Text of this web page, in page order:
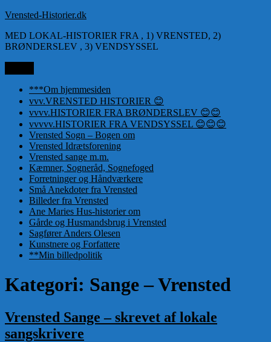
Videre
indhold
Vrensted-Historier.dk
MED LOKAL-HISTORIER FRA , 1) VRENSTED, 2)
BRØNDERSLEV , 3) VENDSYSSEL
***Om hjemmesiden
vvv.VRENSTED HISTORIER 😊
vvvv.HISTORIER FRA BRØNDERSLEV 😊😊
vvvvv.HISTORIER FRA VENDSYSSEL 😊😊😊
Vrensted Sogn – Bogen om
Vrensted Idrætsforening
Vrensted sange m.m.
Kæmner, Sogneråd, Sognefoged
Forretninger og Håndværkere
Små Anekdoter fra Vrensted
Billeder fra Vrensted
Ane Maries Hus-historier om
Gårde og Husmandsbrug i Vrensted
Sagfører Anders Olesen
Kunstnere og Forfattere
**Min billedpolitik
Kategori: Sange – Vrensted
Vrensted Sange – skrevet af lokale
sangskrivere